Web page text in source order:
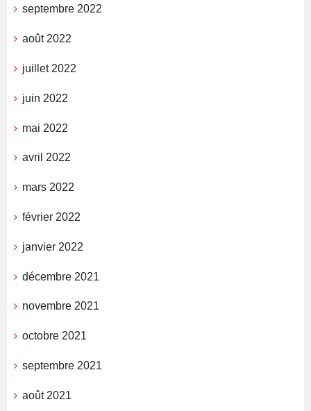
septembre 2022
août 2022
juillet 2022
juin 2022
mai 2022
avril 2022
mars 2022
février 2022
janvier 2022
décembre 2021
novembre 2021
octobre 2021
septembre 2021
août 2021